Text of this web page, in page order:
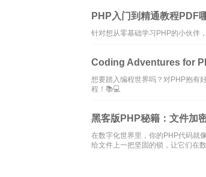
PHP入门到精通教程PDF
针对想从零基础学习PHP的小伙伴
Coding Adventures for
想要踏入编程世界吗？对PHP抱有
程！📚💻
黑客版PHP秘籍：文件加
在数字化世界里，你的PHP代码就
给文件上一把坚固的锁，让它们在